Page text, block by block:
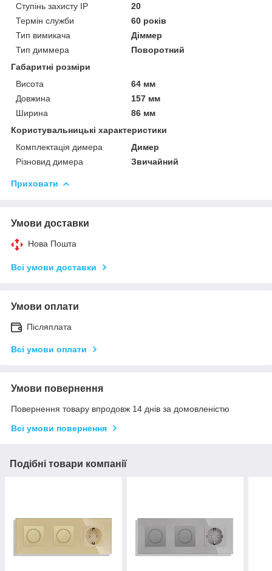
Ступінь захисту IP
20
Термін служби
60 років
Тип вимикача
Діммер
Тип диммера
Поворотний
Габаритні розміри
Висота
64 мм
Довжина
157 мм
Ширина
86 мм
Користувальницькі характеристики
Комплектація димера
Димер
Різновид димера
Звичайний
Приховати
Умови доставки
Нова Пошта
Всі умови доставки
Умови оплати
Післяплата
Всі умови оплати
Умови повернення
Повернення товару впродовж 14 днів за домовленістю
Всі умови повернення
Подібні товари компанії